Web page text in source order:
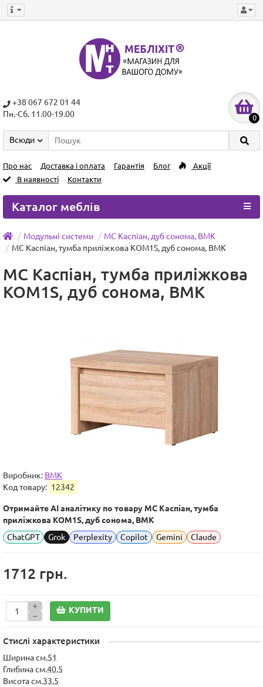
+38 067 672 01 44
Пн.-Сб. 11.00-19.00
0
Всюди
Про нас Доставка і оплата Гарантія Блог
Акції
В наявності
Контакти
Каталог меблів
Модульні системи
МС Каспіан, дуб сонома, ВМК
МС Каспіан, тумба приліжкова KOM1S, дуб сонома, ВМК
МС Каспіан, тумба приліжкова
KOM1S, дуб сонома, ВМК
Виробник: ВМК
Код товару: 12342
Отримайте AI аналітику по товару МС Каспіан, тумба
приліжкова KOM1S, дуб сонома, ВМК
ChatGPT
Grok Perplexity Copilot Gemini Claude
1712 грн.
КУПИТИ
Стислі характеристики
Ширина см.51
Глибина см.40.5
Висота см.33.5